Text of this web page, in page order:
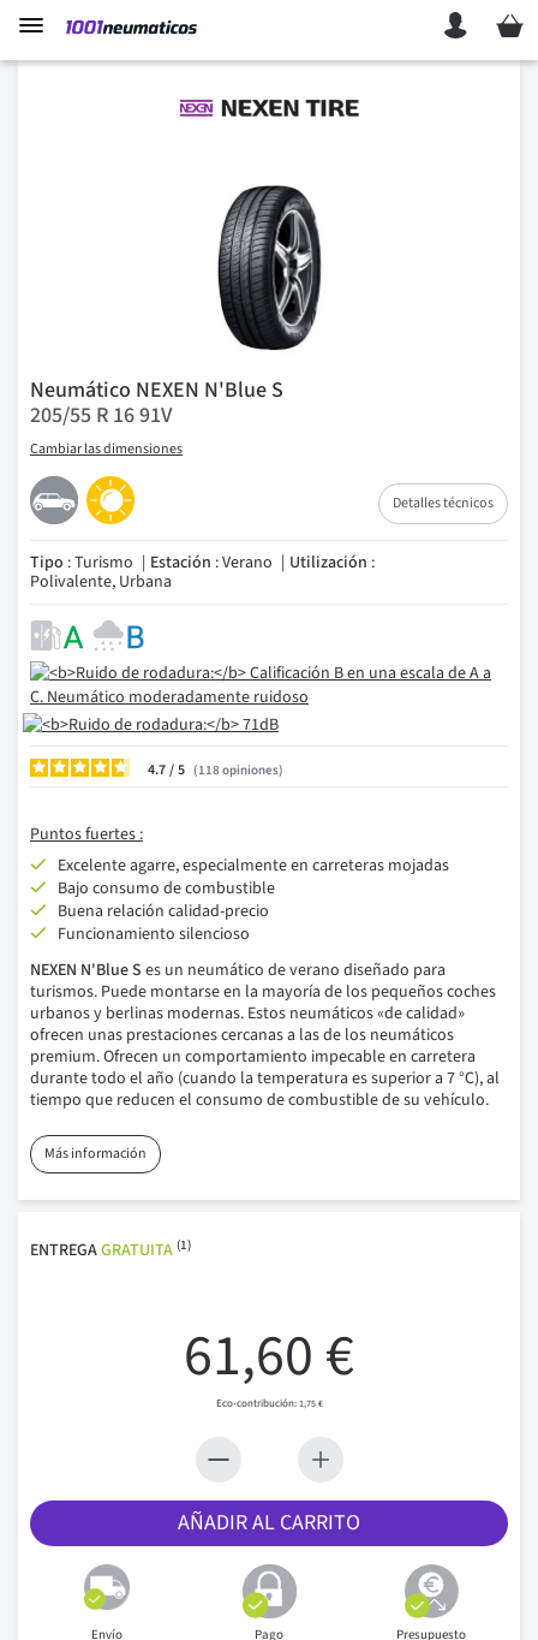
Mi
Neumático NEXEN N'Blue S
205/55 R 16 91V
Cambiar las dimensiones
Detalles técnicos
Tipo : Turismo Estación : Verano Utilización :
Polivalente, Urbana
4.7/ 118 opiniones
Puntos fuertes :
Excelente agarre, especialmente en carreteras mojadas
Bajo consumo de combustible
Buena relación calidad-precio
Funcionamiento silencioso
NEXEN N'Blue S es un neumático de verano diseñado para
turismos. Puede montarse en la mayoría de los pequeños coches
urbanos y berlinas modernas. Estos neumáticos «de calidad»
ofrecen unas prestaciones cercanas a las de los neumáticos
premium. Ofrecen un comportamiento impecable en carretera
durante todo el año (cuando la temperatura es superior a 7 °C), al
tiempo que reducen el consumo de combustible de su vehículo.
Más información
ENTREGAGRATUITA (1)
61,60 €
1,75 €
AÑADIR AL CARRITO
Envío
Pago
Presupuesto